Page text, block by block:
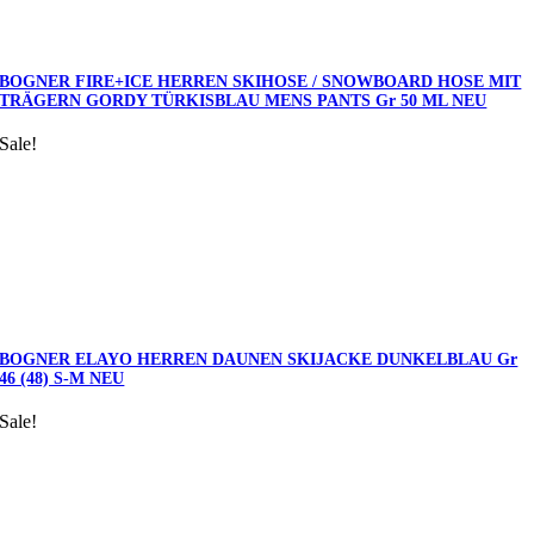
BOGNER FIRE+ICE HERREN SKIHOSE / SNOWBOARD HOSE MIT
TRÄGERN GORDY TÜRKISBLAU MENS PANTS Gr 50 ML NEU
Sale!
BOGNER ELAYO HERREN DAUNEN SKIJACKE DUNKELBLAU Gr
46 (48) S-M NEU
Sale!